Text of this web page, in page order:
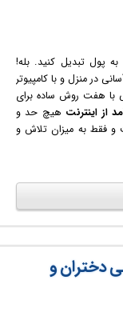
پول تبدیل کنید. بله!
در منزل و با کامپیوتر
آینده به راحتی با هفت روش ساده برای
از اینترنت هیچ حد و
فقط به میزان تلاش و
دارید از اینترنت
دختران و